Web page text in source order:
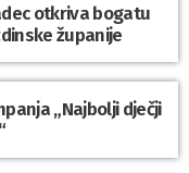
otkriva bogatu
županije
„Najbolji dječji